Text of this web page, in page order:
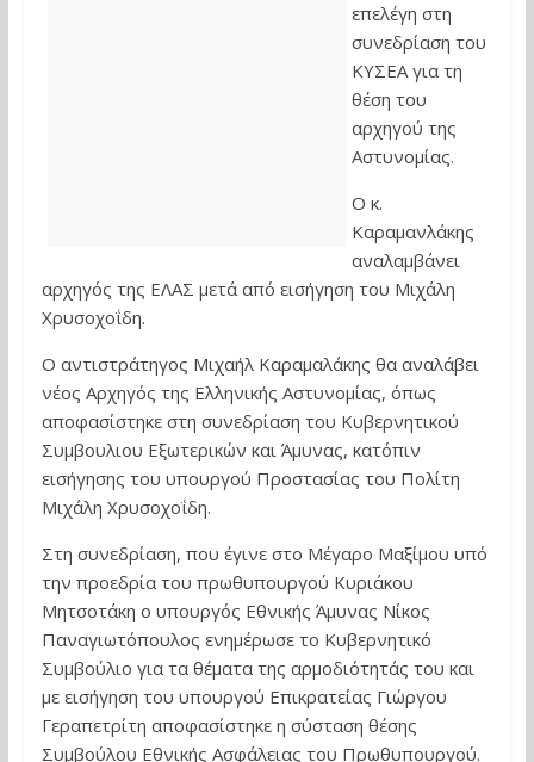
επελέγη στη
συνεδρίαση του
ΚΥΣΕΑ για τη
θέση του
αρχηγού της
Αστυνομίας.
Ο κ.
Καραμανλάκης
αναλαμβάνει
αρχηγός της ΕΛΑΣ μετά από εισήγηση του Μιχάλη
Χρυσοχοΐδη.
Ο αντιστράτηγος Μιχαήλ Καραμαλάκης θα αναλάβει
νέος Αρχηγός της Ελληνικής Αστυνομίας, όπως
αποφασίστηκε στη συνεδρίαση του Κυβερνητικού
Συμβουλιου Εξωτερικών και Άμυνας, κατόπιν
εισήγησης του υπουργού Προστασίας του Πολίτη
Μιχάλη Χρυσοχοΐδη.
Στη συνεδρίαση, που έγινε στο Μέγαρο Μαξίμου υπό
την προεδρία του πρωθυπουργού Κυριάκου
Μητσοτάκη ο υπουργός Εθνικής Άμυνας Νίκος
Παναγιωτόπουλος ενημέρωσε το Κυβερνητικό
Συμβούλιο για τα θέματα της αρμοδιότητάς του και
με εισήγηση του υπουργού Επικρατείας Γιώργου
Γεραπετρίτη αποφασίστηκε η σύσταση θέσης
Συμβούλου Εθνικής Ασφάλειας του Πρωθυπουργού.